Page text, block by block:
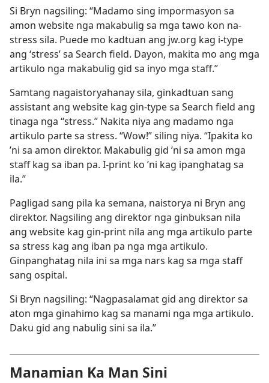
Si Bryn nagsiling: “Madamo sing impormasyon sa
amon website nga makabulig sa mga tawo kon na-
stress sila. Puede mo kadtuan ang jw.org kag i-type
ang ‘stress’ sa Search field. Dayon, makita mo ang mga
artikulo nga makabulig gid sa inyo mga staff.”
Samtang nagaistoryahanay sila, ginkadtuan sang
assistant ang website kag gin-type sa Search field ang
tinaga nga “stress.” Nakita niya ang madamo nga
artikulo parte sa stress. “Wow!” siling niya. “Ipakita ko
’ni sa amon direktor. Makabulig gid ’ni sa amon mga
staff kag sa iban pa. I-print ko ’ni kag ipanghatag sa
ila.”
Pagligad sang pila ka semana, naistorya ni Bryn ang
direktor. Nagsiling ang direktor nga ginbuksan nila
ang website kag gin-print nila ang mga artikulo parte
sa stress kag ang iban pa nga mga artikulo.
Ginpanghatag nila ini sa mga nars kag sa mga staff
sang ospital.
Si Bryn nagsiling: “Nagpasalamat gid ang direktor sa
aton mga ginahimo kag sa manami nga mga artikulo.
Daku gid ang nabulig sini sa ila.”
Manamian Ka Man Sini